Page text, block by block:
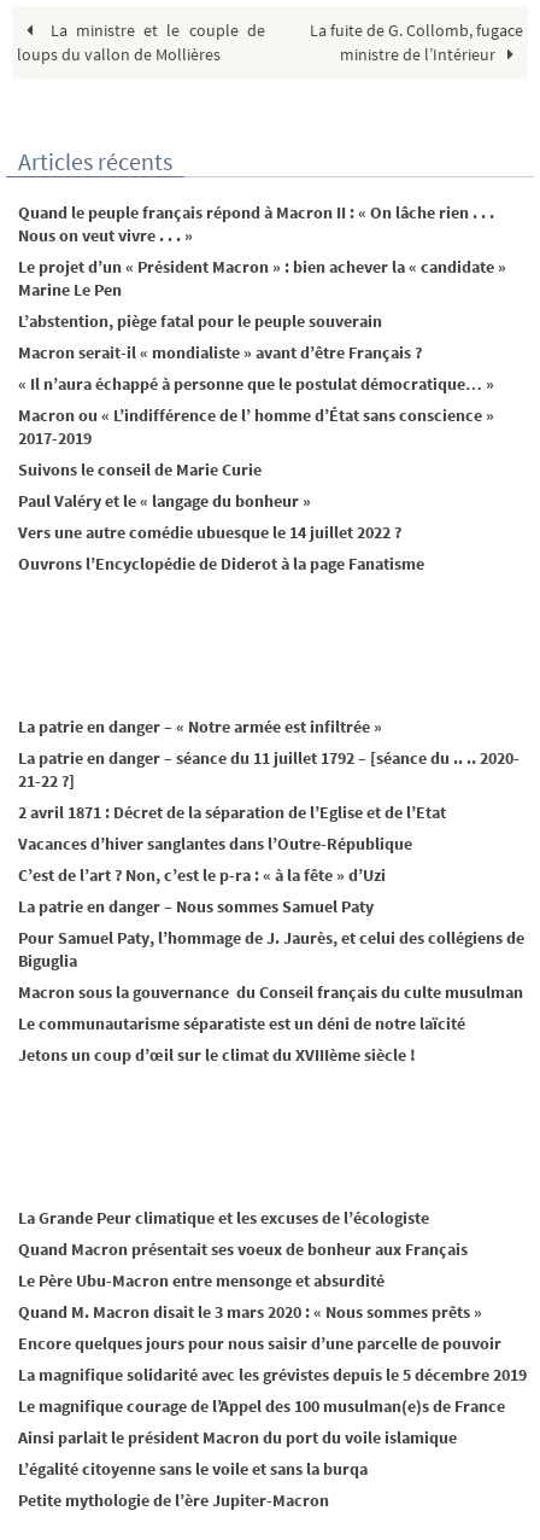
La ministre et le couple de
loups du vallon de Mollières
La fuite de G. Collomb, fugace
ministre de l’Intérieur
Articles récents
Quand le peuple français répond à Macron II : « On lâche rien . . .
Nous on veut vivre . . . »
Le projet d’un « Président Macron » : bien achever la « candidate »
Marine Le Pen
L’abstention, piège fatal pour le peuple souverain
Macron serait-il « mondialiste » avant d’être Français ?
« Il n’aura échappé à personne que le postulat démocratique… »
Macron ou « L’indifférence de l’ homme d’État sans conscience »
2017-2019
Suivons le conseil de Marie Curie
Paul Valéry et le « langage du bonheur »
Vers une autre comédie ubuesque le 14 juillet 2022 ?
Ouvrons l’Encyclopédie de Diderot à la page Fanatisme
La patrie en danger – « Notre armée est infiltrée »
La patrie en danger – séance du 11 juillet 1792 – [séance du .. .. 2020-
21-22 ?]
2 avril 1871 : Décret de la séparation de l’Eglise et de l’Etat
Vacances d’hiver sanglantes dans l’Outre-République
C’est de l’art ? Non, c’est le p-ra : « à la fête » d’Uzi
La patrie en danger – Nous sommes Samuel Paty
Pour Samuel Paty, l’hommage de J. Jaurès, et celui des collégiens de
Biguglia
Macron sous la gouvernance du Conseil français du culte musulman
Le communautarisme séparatiste est un déni de notre laïcité
Jetons un coup d’œil sur le climat du XVIIIème siècle !
La Grande Peur climatique et les excuses de l’écologiste
Quand Macron présentait ses voeux de bonheur aux Français
Le Père Ubu-Macron entre mensonge et absurdité
Quand M. Macron disait le 3 mars 2020 : « Nous sommes prêts »
Encore quelques jours pour nous saisir d’une parcelle de pouvoir
La magnifique solidarité avec les grévistes depuis le 5 décembre 2019
Le magnifique courage de l’Appel des 100 musulman(e)s de France
Ainsi parlait le président Macron du port du voile islamique
L’égalité citoyenne sans le voile et sans la burqa
Petite mythologie de l’ère Jupiter-Macron